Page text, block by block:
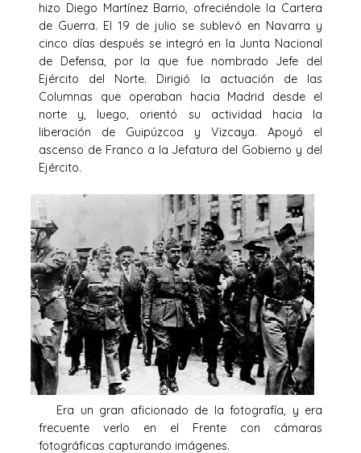
hizo Diego Martínez Barrio, ofreciéndole la Cartera
de Guerra. El 19 de julio se sublevó en Navarra y
cinco días después se integró en la Junta Nacional
de Defensa, por la que fue nombrado Jefe del
Ejército del Norte. Dirigió la actuación de las
Columnas que operaban hacia Madrid desde el
norte y, luego, orientó su actividad hacia la
liberación de Guipúzcoa y Vizcaya. Apoyó el
ascenso de Franco a la Jefatura del Gobierno y del
Ejército.
Era un gran aficionado de la fotografía, y era
frecuente verlo en el Frente con cámaras
fotográficas capturando imágenes.